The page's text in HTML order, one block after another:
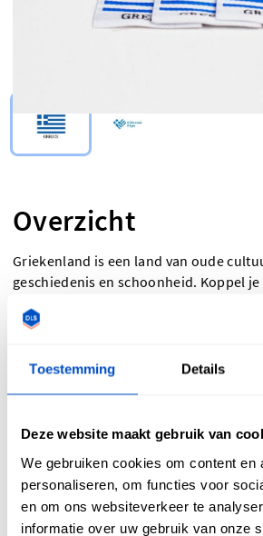
Toestemming Details
Deze website maakt gebruik van
We gebruiken cookies om content en
personaliseren, om functies voor
en om ons websiteverkeer te
informatie over uw gebruik van onze
Overzicht
Griekenland is een land van oude
geschiedenis en schoonheid. Koppel
geschiedenis met onze 'Made-In
Greece'-labels en labels van de
perfect als je wat plaatselijke trots wilt
volgens hoogwaardige
zacht aanvoelen en duurzaam zijn.
hebben een horizontale middenvouw
waardoor je ze moeiteloos in je stoffen